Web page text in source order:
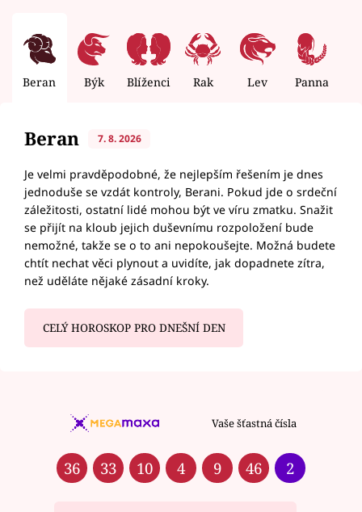
Beran Býk Blíženci Rak Lev Panna
Beran 7. 8. 2026
Je velmi pravděpodobné, že nejlepším řešením je dnes
jednoduše se vzdát kontroly, Berani. Pokud jde o srdeční
záležitosti, ostatní lidé mohou být ve víru zmatku. Snažit
se přijít na kloub jejich duševnímu rozpoložení bude
nemožné, takže se o to ani nepokoušejte. Možná budete
chtít nechat věci plynout a uvidíte, jak dopadnete zítra,
než uděláte nějaké zásadní kroky.
CELÝ HOROSKOP PRO DNEŠNÍ DEN
Vaše šťastná čísla
36 33 10 4 9 46 2